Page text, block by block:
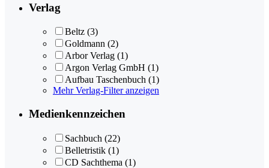
Verlag
Beltz (3)
Goldmann (2)
Arbor Verlag (1)
Argon Verlag GmbH (1)
Aufbau Taschenbuch (1)
Mehr Verlag-Filter anzeigen
Medienkennzeichen
Sachbuch (22)
Belletristik (1)
CD Sachthema (1)